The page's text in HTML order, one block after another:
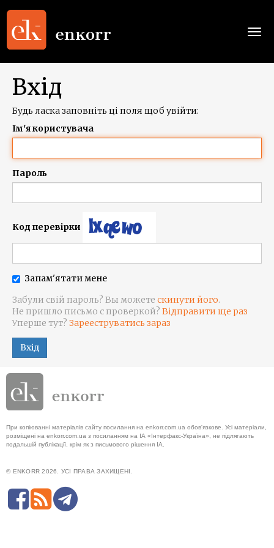
Вхід
Будь ласка заповніть ці поля щоб увійти:
Ім'я користувача
Пароль
Код перевірки
Запам'ятати мене
Забули свій пароль? Вы можете скинути його.
Не пришло письмо с проверкой? Відправити ще раз
Уперше тут? Зарееструватись зараз
Вхід
При копіюванні матеріалів сайту посилання на enkorr.com.ua обов'язкове. Усі матеріали,
розміщені на enkorr.com.ua з посиланням на ІА «Інтерфакс-Україна», не підлягають
подальшій публікації, крім як з письмового рішення ІА.
© ENKORR 2026. УСІ ПРАВА ЗАХИЩЕНІ.